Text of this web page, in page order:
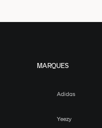
MARQUES
Adidas
Yeezy